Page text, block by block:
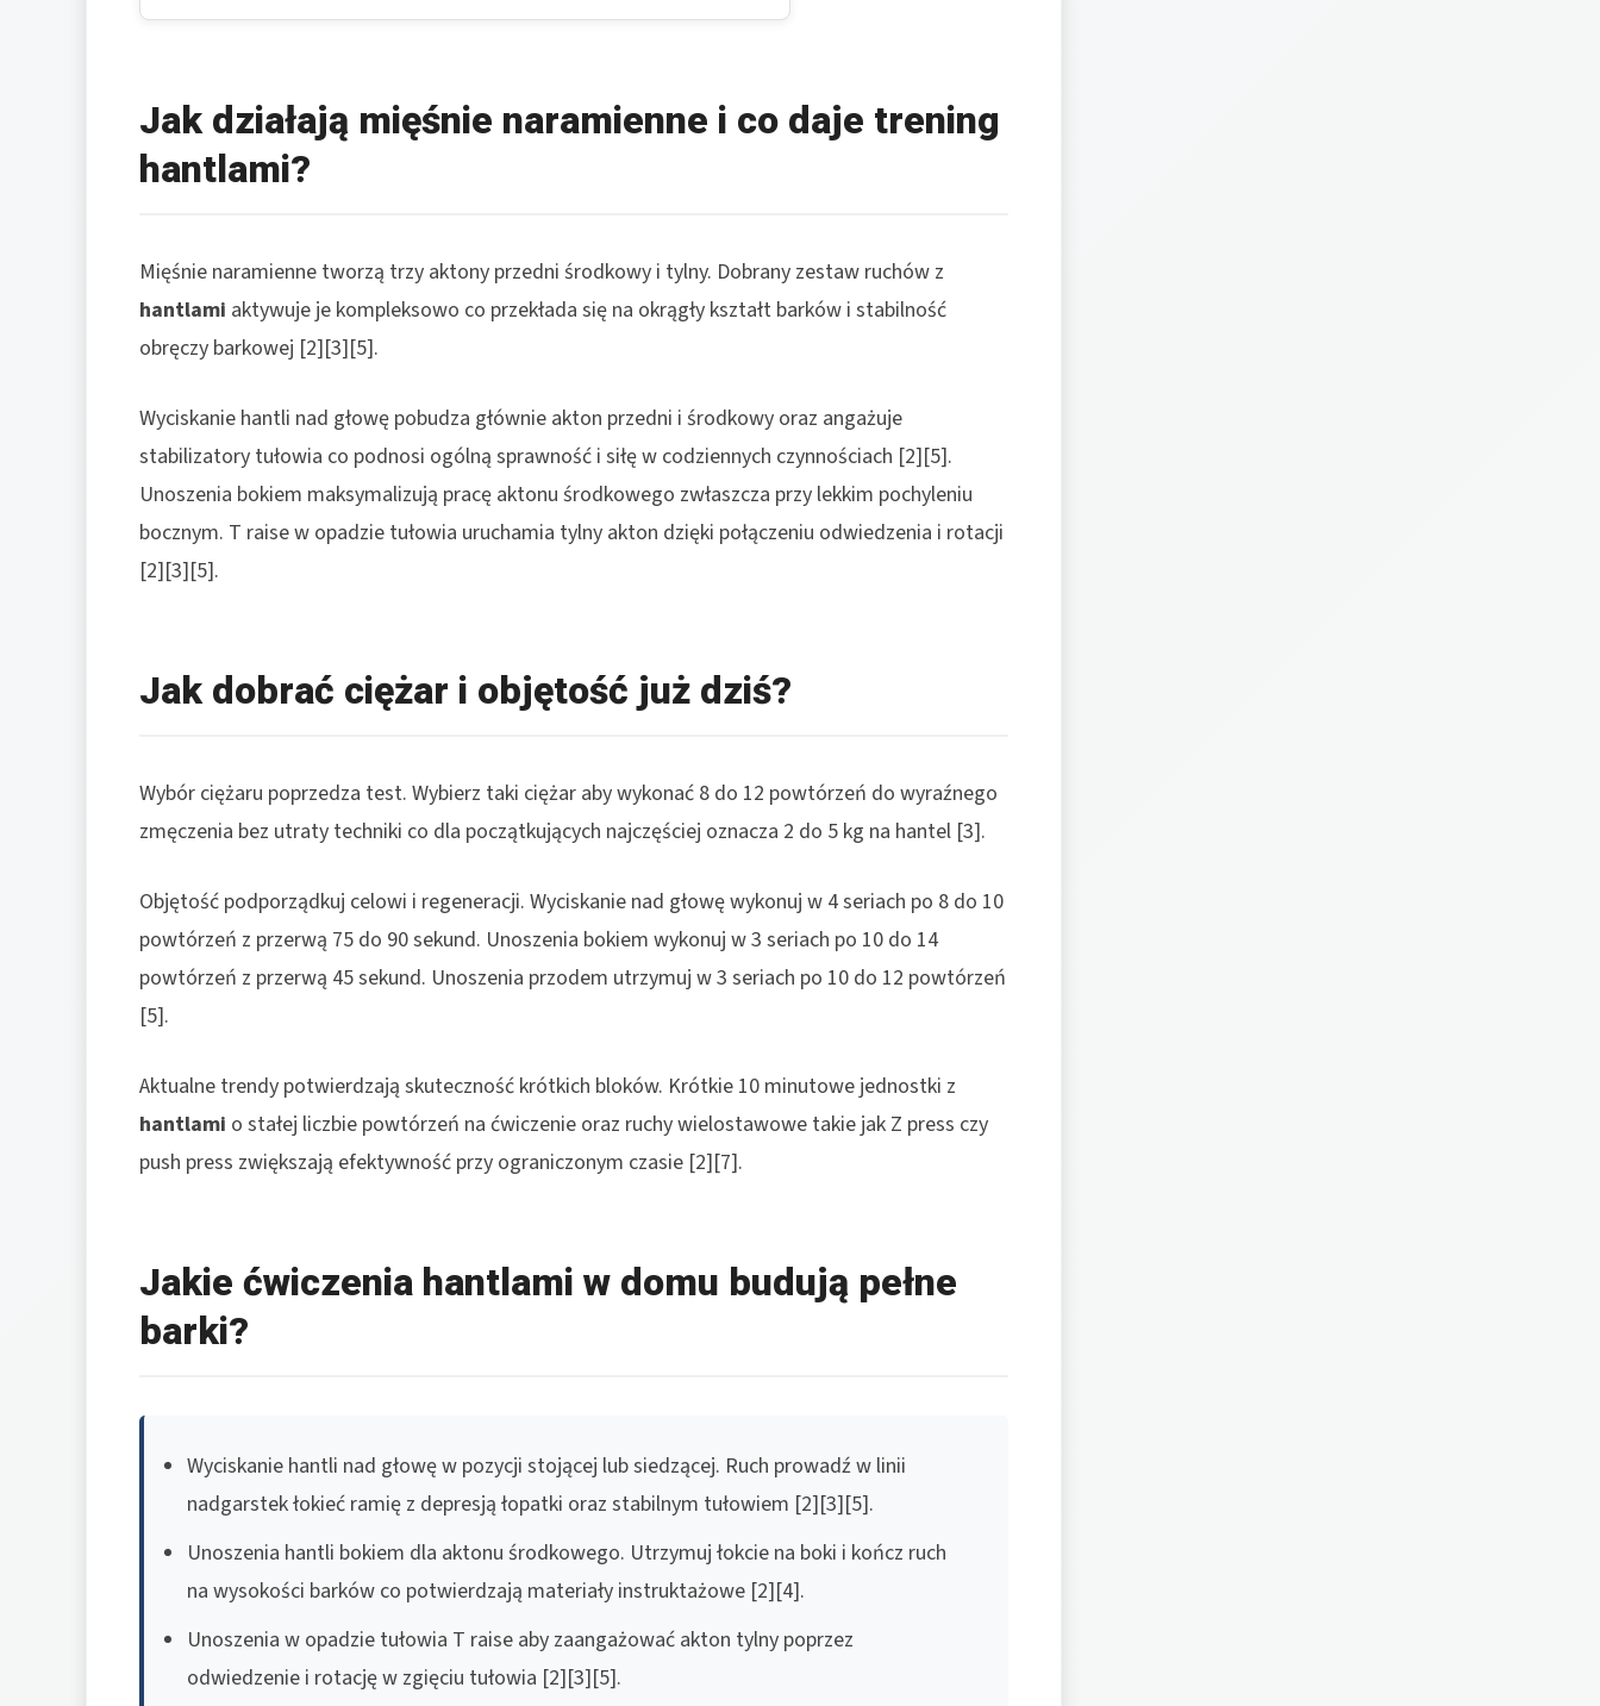
Jak działają mięśnie naramienne i co daje trening
hantlami?
Mięśnie naramienne tworzą trzy aktony przedni środkowy i tylny. Dobrany zestaw ruchów z
hantlami aktywuje je kompleksowo co przekłada się na okrągły kształt barków i stabilność
obręczy barkowej [2][3][5].
Wyciskanie hantli nad głowę pobudza głównie akton przedni i środkowy oraz angażuje
stabilizatory tułowia co podnosi ogólną sprawność i siłę w codziennych czynnościach [2][5].
Unoszenia bokiem maksymalizują pracę aktonu środkowego zwłaszcza przy lekkim pochyleniu
bocznym. T raise w opadzie tułowia uruchamia tylny akton dzięki połączeniu odwiedzenia i rotacji
[2][3][5].
Jak dobrać ciężar i objętość już dziś?
Wybór ciężaru poprzedza test. Wybierz taki ciężar aby wykonać 8 do 12 powtórzeń do wyraźnego
zmęczenia bez utraty techniki co dla początkujących najczęściej oznacza 2 do 5 kg na hantel [3].
Objętość podporządkuj celowi i regeneracji. Wyciskanie nad głowę wykonuj w 4 seriach po 8 do 10
powtórzeń z przerwą 75 do 90 sekund. Unoszenia bokiem wykonuj w 3 seriach po 10 do 14
powtórzeń z przerwą 45 sekund. Unoszenia przodem utrzymuj w 3 seriach po 10 do 12 powtórzeń
[5].
Aktualne trendy potwierdzają skuteczność krótkich bloków. Krótkie 10 minutowe jednostki z
hantlami o stałej liczbie powtórzeń na ćwiczenie oraz ruchy wielostawowe takie jak Z press czy
push press zwiększają efektywność przy ograniczonym czasie [2][7].
Jakie ćwiczenia hantlami w domu budują pełne
barki?
Wyciskanie hantli nad głowę w pozycji stojącej lub siedzącej. Ruch prowadź w linii
nadgarstek łokieć ramię z depresją łopatki oraz stabilnym tułowiem [2][3][5].
Unoszenia hantli bokiem dla aktonu środkowego. Utrzymuj łokcie na boki i kończ ruch
na wysokości barków co potwierdzają materiały instruktażowe [2][4].
Unoszenia w opadzie tułowia T raise aby zaangażować akton tylny poprzez
odwiedzenie i rotację w zgięciu tułowia [2][3][5].